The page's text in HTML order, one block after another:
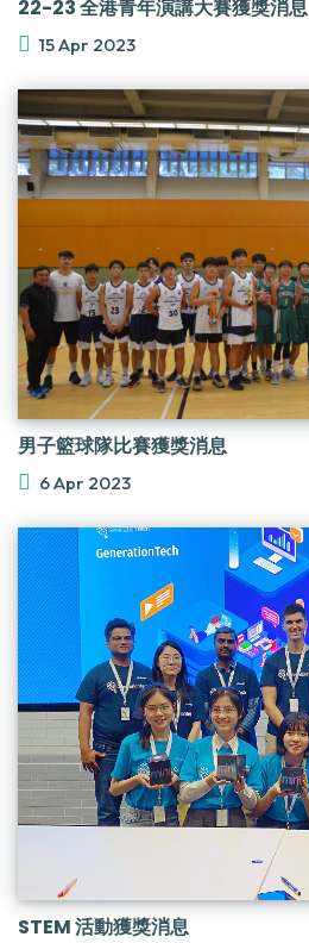
22-23 全港青年演講大賽獲獎消息
15 Apr 2023
男子籃球隊比賽獲獎消息
6 Apr 2023
STEM 活動獲獎消息